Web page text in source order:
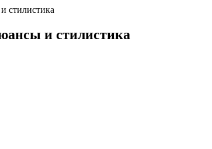
стилистика
и стилистика